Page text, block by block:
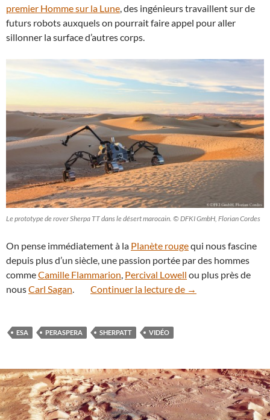
premier Homme sur la Lune, des ingénieurs travaillent sur de
futurs robots auxquels on pourrait faire appel pour aller
sillonner la surface d’autres corps.
Le prototype de rover Sherpa TT dans le désert marocain. © DFKI GmbH, Florian Cordes
On pense immédiatement à la Planète rougequi nous fascine
depuis plus d’un siècle, une passion portée par des hommes
commeCamille Flammarion, Percival Lowell ou plus près de
nousCarl Sagan. Continuer la lecture de En vidéo :
→
ESA PERASPERA SHERPATT VIDÉO